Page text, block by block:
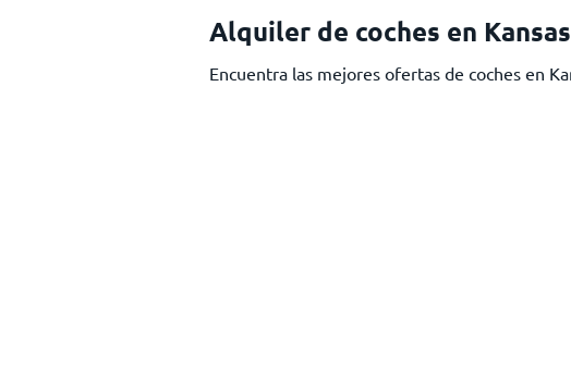
Alquiler de coches en Kansas
Encuentra las mejores ofertas de coches en